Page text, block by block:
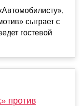
сыграет с
гостевой
против